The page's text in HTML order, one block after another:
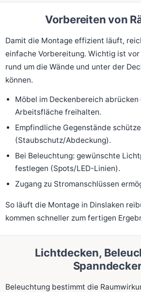
Vorbereiten von
Damit die Montage effizient läuft,
einfache Vorbereitung. Wichtig ist
rund um die Wände und unter der
können.
Möbel im Deckenbereich
Arbeitsfläche freihalten.
Empfindliche Gegenstände
(Staubschutz/Abdeckung).
Bei Beleuchtung: gewünschte
festlegen (Spots/LED-Linien).
Zugang zu Stromanschlüssen
So läuft die Montage in Dinslaken
kommen schneller zum fertigen
Lichtdecken,
Beleuchtung bestimmt die